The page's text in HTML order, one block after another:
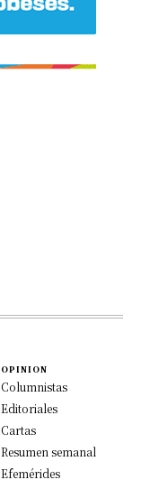
OPINION
Columnistas
Editoriales
Cartas
Resumen semanal
Efemérides